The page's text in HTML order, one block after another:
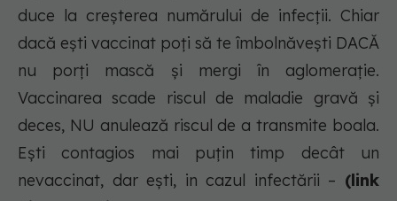
duce la creșterea numărului de infecții. Chiar
dacă ești vaccinat poți să te îmbolnăvești DACĂ
nu porți mască și mergi în aglomerație.
Vaccinarea scade riscul de maladie gravă și
deces, NU anulează riscul de a transmite boala.
Ești contagios mai puțin timp decât un
nevaccinat, dar ești, in cazul infectării – (link